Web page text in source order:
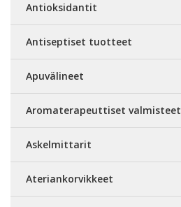
Antioksidantit
Antiseptiset tuotteet
Apuvälineet
Aromaterapeuttiset valmisteet
Askelmittarit
Ateriankorvikkeet